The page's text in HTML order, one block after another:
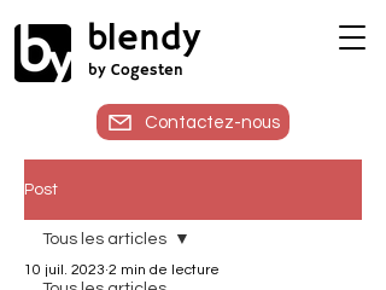
blendy
by Cogesten
Contactez-nous
Post
Tous les articles
10 juil. 2023 2 min de lecture